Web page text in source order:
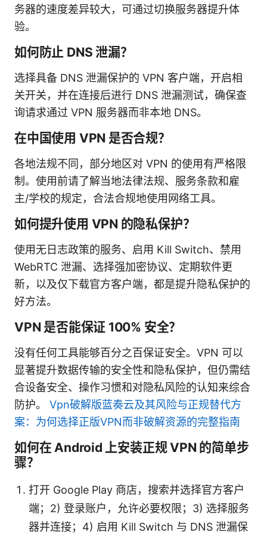
务器的速度差异较大，可通过切换服务器提升体
验。
如何防止 DNS 泄漏？
选择具备 DNS 泄漏保护的 VPN 客户端，开启相
关开关，并在连接后进行 DNS 泄漏测试，确保查
询请求通过 VPN 服务器而非本地 DNS。
在中国使用 VPN 是否合规？
各地法规不同，部分地区对 VPN 的使用有严格限
制。使用前请了解当地法律法规、服务条款和雇
主/学校的规定，合法合规地使用网络工具。
如何提升使用 VPN 的隐私保护？
使用无日志政策的服务、启用 Kill Switch、禁用
WebRTC 泄漏、选择强加密协议、定期软件更
新，以及仅下载官方客户端，都是提升隐私保护的
好方法。
VPN 是否能保证 100% 安全？
没有任何工具能够百分之百保证安全。VPN 可以
显著提升数据传输的安全性和隐私保护，但仍需结
合设备安全、操作习惯和对隐私风险的认知来综合
防护。 Vpn破解版蓝奏云及其风险与正规替代方
案：为何选择正版VPN而非破解资源的完整指南
如何在 Android 上安装正规 VPN 的简单步
骤？
打开 Google Play 商店，搜索并选择官方客户
端；2) 登录账户，允许必要权限；3) 选择服务
器并连接；4) 启用 Kill Switch 与 DNS 泄漏保